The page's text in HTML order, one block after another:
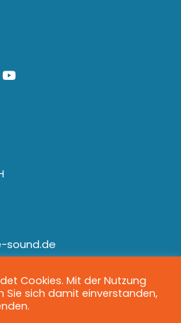
sound.de
Cookies. Mit der Nutzung
Sie sich damit einverstanden,